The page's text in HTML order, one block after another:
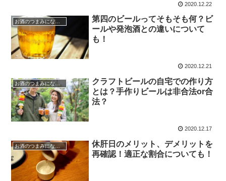
2020.12.22
お酒のつまみになる話
第四のビールってそもそも何？ビ
ールや発泡酒との違いについて
も！
2020.12.21
お酒のつまみになる話
クラフトビールの自宅での作り方
とは？手作りビールは非合法or合
法？
2020.12.17
休肝日のメリット、デメリットを
再確認！適正な割合についても！